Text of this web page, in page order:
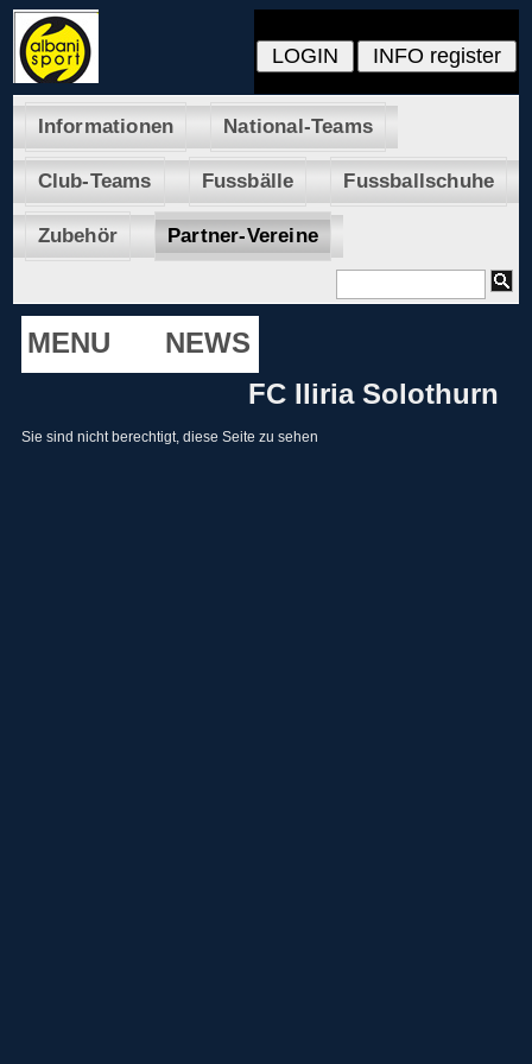
Informationen National-Teams
Club-Teams Fussbälle Fussballschuhe
Zubehör Partner-Vereine
MENU
NEWS
FC Iliria Solothurn
Sie sind nicht berechtigt, diese Seite zu sehen